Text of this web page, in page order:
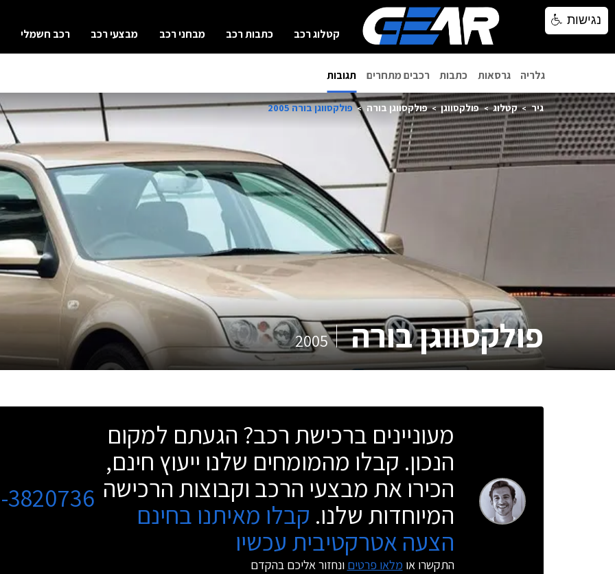
קטלוג רכב כתבות רכב מבחני רכב מבצעי רכב רכב חשמלי
גלריה גרסאות כתבות רכבים מתחרים תגובות
גיר קטלוג פולקסווגן פולקסווגן בורה פולקסווגן בורה 2005
פולקסווגן בורה 2005
מעוניינים ברכישת רכב? הגעתם למקום
הנכון. קבלו מהמומחים שלנו ייעוץ חינם,
הכירו את מבצעי הרכב וקבוצות הרכישה
המיוחדות שלנו. קבלו מאיתנו בחינם
הצעה אטרקטיבית עכשיו
התקשרו או מלאו פרטים ונחזור אליכם בהקדם
3820736
נגישות
נגישות